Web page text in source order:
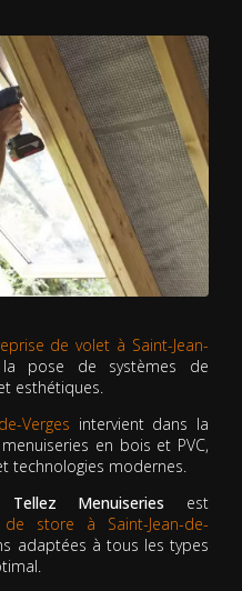
de volet à Saint-Jean-
la pose de systèmes de
esthétiques.
Verges intervient dans la
en bois et PVC,
technologies modernes.
Tellez Menuiseries est
de store à Saint-Jean-de-
adaptées à tous les types